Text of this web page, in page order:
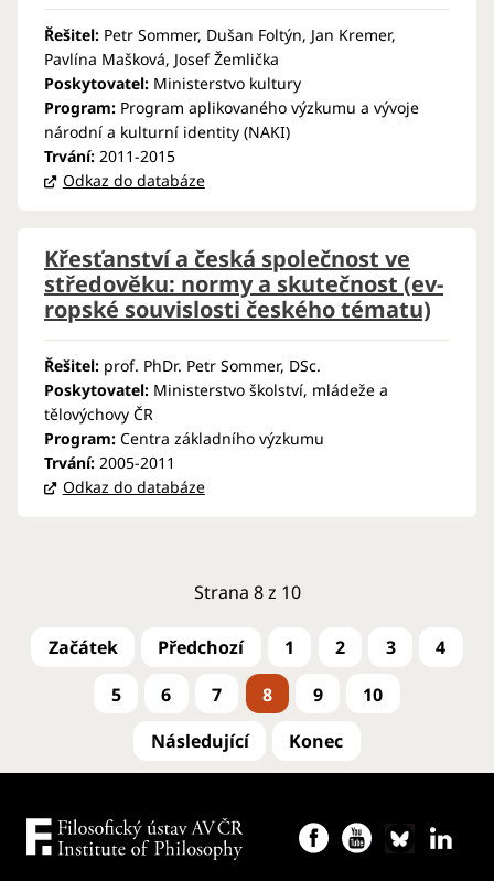
Řešitel: Petr Sommer, Dušan Foltýn, Jan Kremer,
Pavlína Mašková, Josef Žemlička
Poskytovatel: Ministerstvo kultury
Program: Program aplikovaného výzkumu a vývoje
národní a kulturní identity (NAKI)
Trvání: 2011-2015
Odkaz do databáze
Křes­ťan­ství a čes­ká společnost ve
stře­do­vě­ku: normy a skutečnost (ev­
ropské souvislosti českého tématu)
Řešitel: prof. PhDr. Petr Sommer, DSc.
Poskytovatel: Ministerstvo školství, mládeže a
tělovýchovy ČR
Program: Centra základního výzkumu
Trvání: 2005-2011
Odkaz do databáze
Strana 8 z 10
1 2 3
4
5
6 7 8 9 10